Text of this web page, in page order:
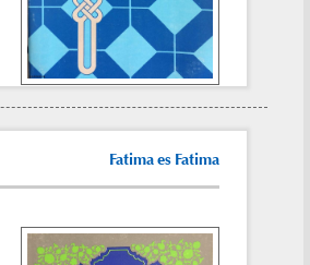
Fatima es Fatima